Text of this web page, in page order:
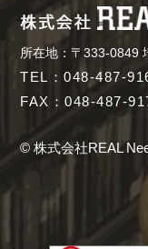
所在地：〒333-0849
TEL：048-487-
FAX：048-487-
© 株式会社REAL